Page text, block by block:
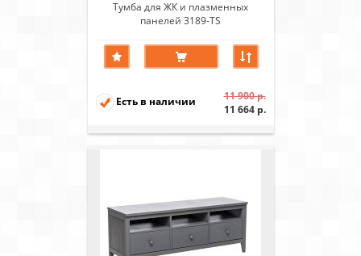
Тумба для ЖК и плазменных
панелей 3189-TS
Есть в наличии
11 900 р.
11 664 р.